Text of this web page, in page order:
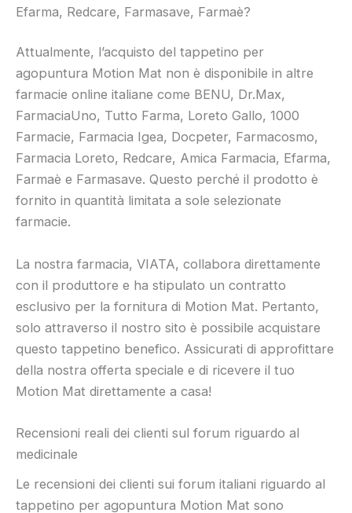
Efarma, Redcare, Farmasave, Farmaè?
Attualmente, l’acquisto del tappetino per
agopuntura Motion Mat non è disponibile in altre
farmacie online italiane come BENU, Dr.Max,
FarmaciaUno, Tutto Farma, Loreto Gallo, 1000
Farmacie, Farmacia Igea, Docpeter, Farmacosmo,
Farmacia Loreto, Redcare, Amica Farmacia, Efarma,
Farmaè e Farmasave. Questo perché il prodotto è
fornito in quantità limitata a sole selezionate
farmacie.
La nostra farmacia, VIATA, collabora direttamente
con il produttore e ha stipulato un contratto
esclusivo per la fornitura di Motion Mat. Pertanto,
solo attraverso il nostro sito è possibile acquistare
questo tappetino benefico. Assicurati di approfittare
della nostra offerta speciale e di ricevere il tuo
Motion Mat direttamente a casa!
Recensioni reali dei clienti sul forum riguardo al
medicinale
Le recensioni dei clienti sui forum italiani riguardo al
tappetino per agopuntura Motion Mat sono